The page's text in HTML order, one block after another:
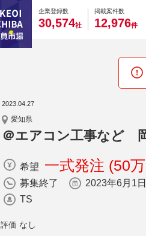
企業登録数
0
3
0
0,
0
5
0
74社
掲載案件数
0
1
0
2,
0
9
0
76件
2023.04.27
愛知県
＠エアコン工事など
希望 一式発注 (50
募集終了
2023年6月1
TS
評価 なし